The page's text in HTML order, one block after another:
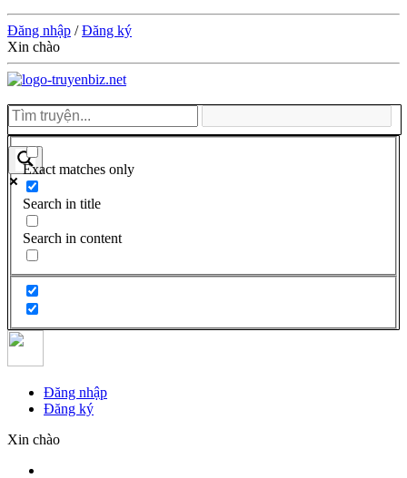
Đăng nhập /Đăng ký
Xin chào
Exact matches only
Search in title
Search in content
Đăng nhập
Đăng ký
Xin chào